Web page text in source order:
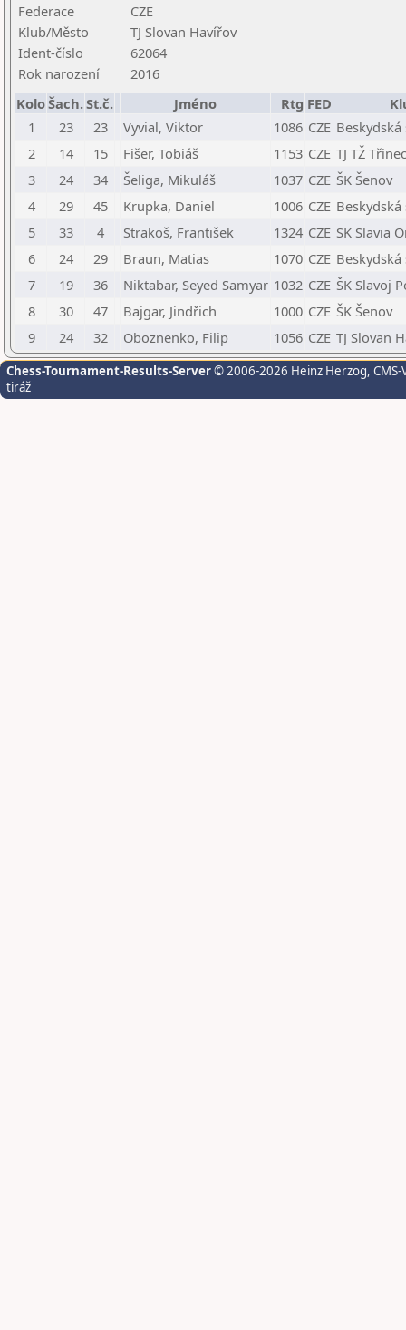
Federace
CZE
Klub/Město
TJ Slovan Havířov
Ident-číslo
62064
Rok narození
2016
KoloŠach.St.č. Jméno Rtg FED
1
23 23 Vyvial, Viktor 1086 CZE
2
14 15 Fišer, Tobiáš 1153 CZE TJ TŽ Třinec
3
24 34 Šeliga, Mikuláš 1037 CZE ŠK Šenov
4
29 45 Krupka, Daniel 1006 CZE
5
33 4 Strakoš, František 1324 CZE SK Slavia
6
24 29 Braun, Matias 1070 CZE
7
19 36 Niktabar, Seyed Samyar 1032 CZE ŠK Slavoj
8
30 47 Bajgar, Jindřich 1000 CZE ŠK Šenov
9
24 32 Oboznenko, Filip 1056 CZE TJ Slovan
Chess-Tournament-Results-Server© 2006-2026 Heinz Herzog,
tiráž